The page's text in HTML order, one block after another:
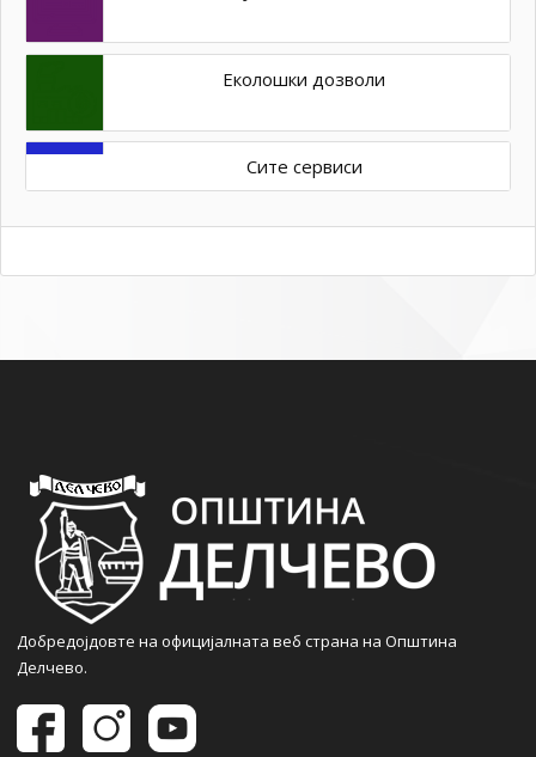
Еколошки дозволи
Сите сервиси
Добредојдовте на официјалната веб страна на Општина
Делчево.